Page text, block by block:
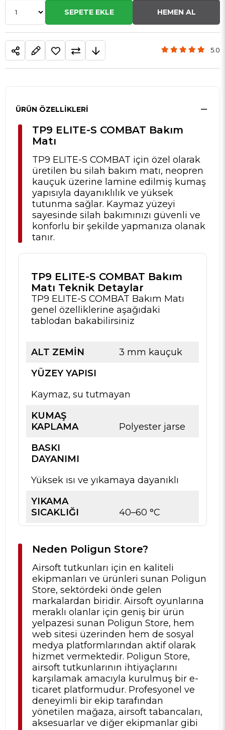
5.0
ÜRÜN ÖZELLIKLERI
TP9 ELITE-S COMBAT Bakım
Matı
TP9 ELITE-S COMBAT için özel olarak
üretilen bu silah bakım matı, neopren
kauçuk üzerine lamine edilmiş kumaş
yapısıyla dayanıklılık ve yüksek
tutunma sağlar. Kaymaz yüzeyi
sayesinde silah bakımınızı güvenli ve
konforlu bir şekilde yapmanıza olanak
tanır.
TP9 ELITE-S COMBAT Bakım
Matı Teknik Detaylar
TP9 ELITE-S COMBAT Bakım Matı
genel özelliklerine aşağıdaki
tablodan bakabilirsiniz
ALT ZEMIN
3 mm kauçuk
YÜZEY YAPISI
Kaymaz, su tutmayan
KUMAŞ
KAPLAMA
Polyester jarse
BASKI
DAYANIMI
Yüksek ısı ve yıkamaya dayanıklı
YIKAMA
SICAKLIĞI
40–60 °C
Neden Poligun Store?
Airsoft tutkunları için en kaliteli
ekipmanları ve ürünleri sunan Poligun
Store, sektördeki önde gelen
markalardan biridir. Airsoft oyunlarına
meraklı olanlar için geniş bir ürün
yelpazesi sunan Poligun Store, hem
web sitesi üzerinden hem de sosyal
medya platformlarından aktif olarak
hizmet vermektedir. Poligun Store,
airsoft tutkunlarının ihtiyaçlarını
karşılamak amacıyla kurulmuş bir e-
ticaret platformudur. Profesyonel ve
deneyimli bir ekip tarafından
yönetilen mağaza, airsoft tabancaları,
aksesuarlar ve diğer ekipmanlar gibi